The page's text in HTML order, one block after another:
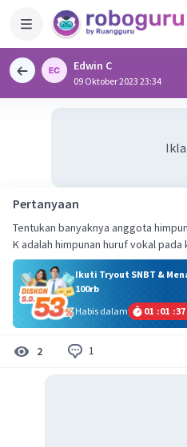
Edwin C
09 Oktober 2023 23:34
Pertanyaan
Tentukan banyaknya anggota
K adalah himpunan huruf vokal pada
Ikuti Tryout SNBT &
100rb
Habis dalam
01 :01 :37
2 1